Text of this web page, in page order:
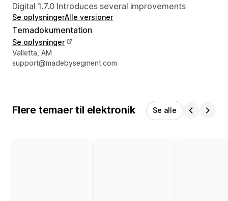
Digital 1.7.0 Introduces several improvements
Se oplysningerAlle versioner
Temadokumentation
Se oplysninger
Se kontaktoplysninger
Valletta, AM
support@madebysegment.com
Flere temaer til elektronik Se alle